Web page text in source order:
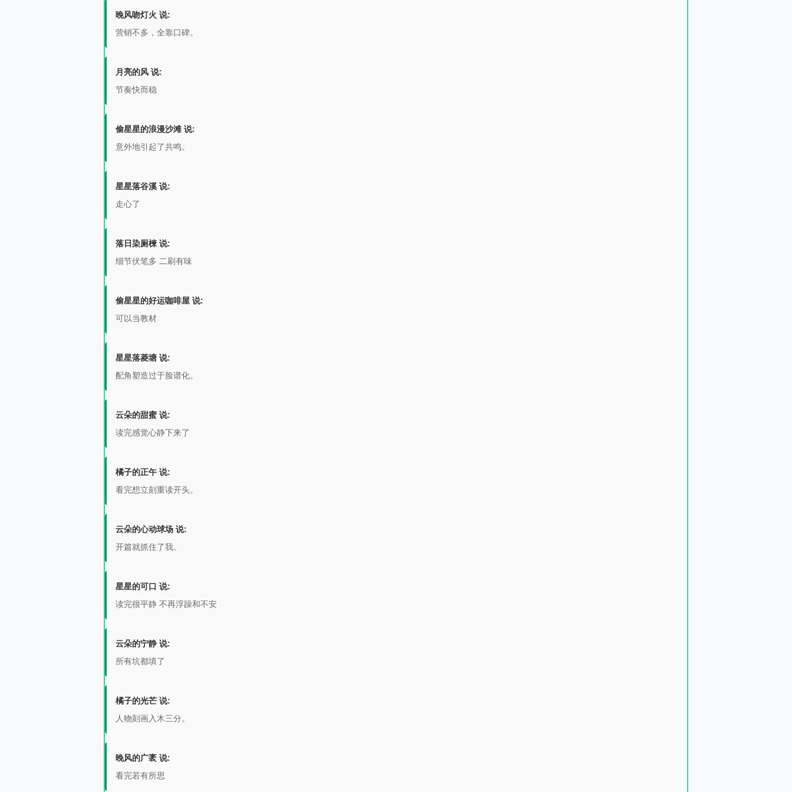
晚风吻灯火 说:
营销不多，全靠口碑。
月亮的风 说:
节奏快而稳
偷星星的浪漫沙滩 说:
意外地引起了共鸣。
星星落谷溪 说:
走心了
落日染厕楝 说:
细节伏笔多 二刷有味
偷星星的好运咖啡屋 说:
可以当教材
星星落菱塘 说:
配角塑造过于脸谱化。
云朵的甜蜜 说:
读完感觉心静下来了
橘子的正午 说:
看完想立刻重读开头。
云朵的心动球场 说:
开篇就抓住了我。
星星的可口 说:
读完很平静 不再浮躁和不安
云朵的宁静 说:
所有坑都填了
橘子的光芒 说:
人物刻画入木三分。
晚风的广袤 说:
看完若有所思